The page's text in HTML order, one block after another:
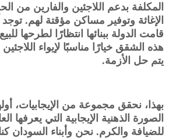
المكلفة بدعم اللاجئين والفارين من
الإغاثة وتوفير مساكن مؤقتة لهم.
قامت الدولة ببنائها انتظارًا لطرحها
هذه الشقق خيارًا مناسبًا لإيواء
يتم حل الأزمة.
بهذا، نحقق مجموعة من الإيجابيات،
الصورة الذهنية الإيجابية التي
للضيافة والكرم. نحن وأبناء السودان